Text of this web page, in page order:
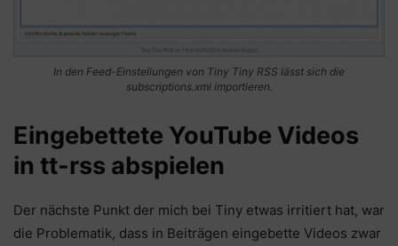
In den Feed-Einstellungen von Tiny Tiny RSS lässt sich die
subscriptions.xml importieren.
Eingebettete YouTube Videos
in tt-rss abspielen
Der nächste Punkt der mich bei Tiny etwas irritiert hat, war
die Problematik, dass in Beiträgen eingebette Videos zwar